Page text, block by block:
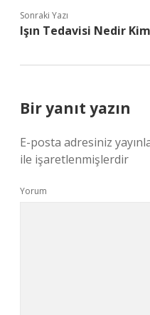
Sonraki Yazı
Işın Tedavisi Nedir
Bir yanıt yazın
E-posta adresiniz
ile işaretlenmişlerdir
Yorum